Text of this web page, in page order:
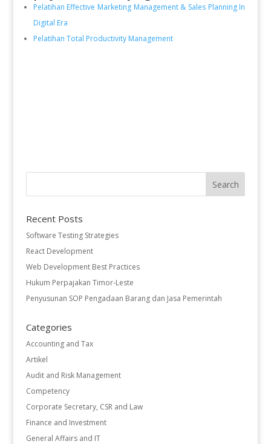
Pelatihan Effective Marketing Management & Sales Planning In
Digital Era
Pelatihan Total Productivity Management
Recent Posts
Software Testing Strategies
React Development
Web Development Best Practices
Hukum Perpajakan Timor-Leste
Penyusunan SOP Pengadaan Barang dan Jasa Pemerintah
Categories
Accounting and Tax
Artikel
Audit and Risk Management
Competency
Corporate Secretary, CSR and Law
Finance and Investment
General Affairs and IT